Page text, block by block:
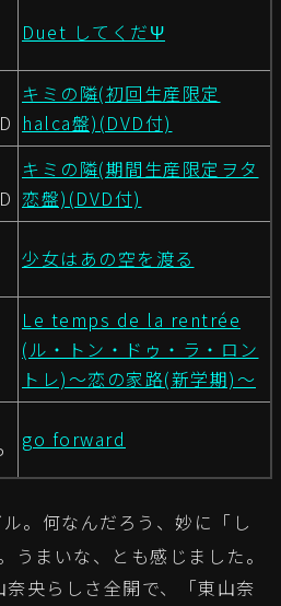
Duet してくだΨ
キミの隣(初回生産限定
halca盤)(DVD付)
キミの隣(期間生産限定ヲタ
恋盤)(DVD付)
少女はあの空を渡る
Le temps de la rentrée
(ル・トン・ドゥ・ラ・ロン
トレ)～恋の家路(新学期)～
go forward
。何なんだろう、妙に「し
うまいな、とも感じました。
央らしさ全開で、「東山奈